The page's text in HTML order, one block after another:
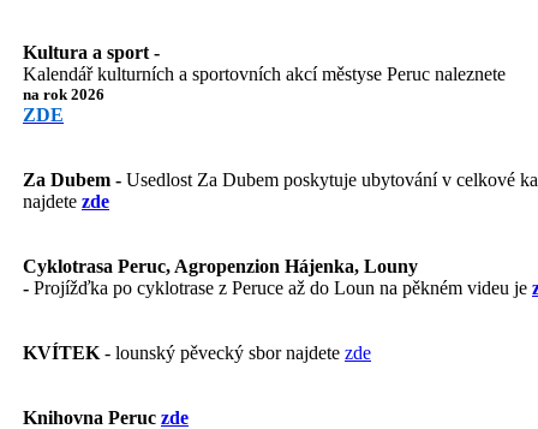
Kultura a sport -
Kalendář kulturních a sportovních akcí městyse Peruc naleznete
na rok 2026
ZDE
Za Dubem - Usedlost Za Dubem poskytuje ubytování v celkové
najdete zde
Cyklotrasa Peruc, Agropenzion Hájenka, Louny
- Projížďka po cyklotrase z Peruce až do Loun na pěkném videu je
KVÍTEK - lounský pěvecký sbor najdete zde
Knihovna Peruc zde